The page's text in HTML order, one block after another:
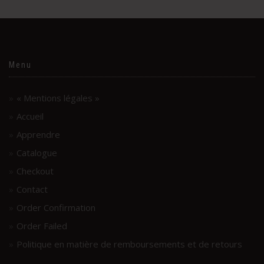
Menu
« Mentions légales »
Accueil
Apprendre
Catalogue
Checkout
Contact
Order Confirmation
Order Failed
Politique en matière de remboursements et de retours